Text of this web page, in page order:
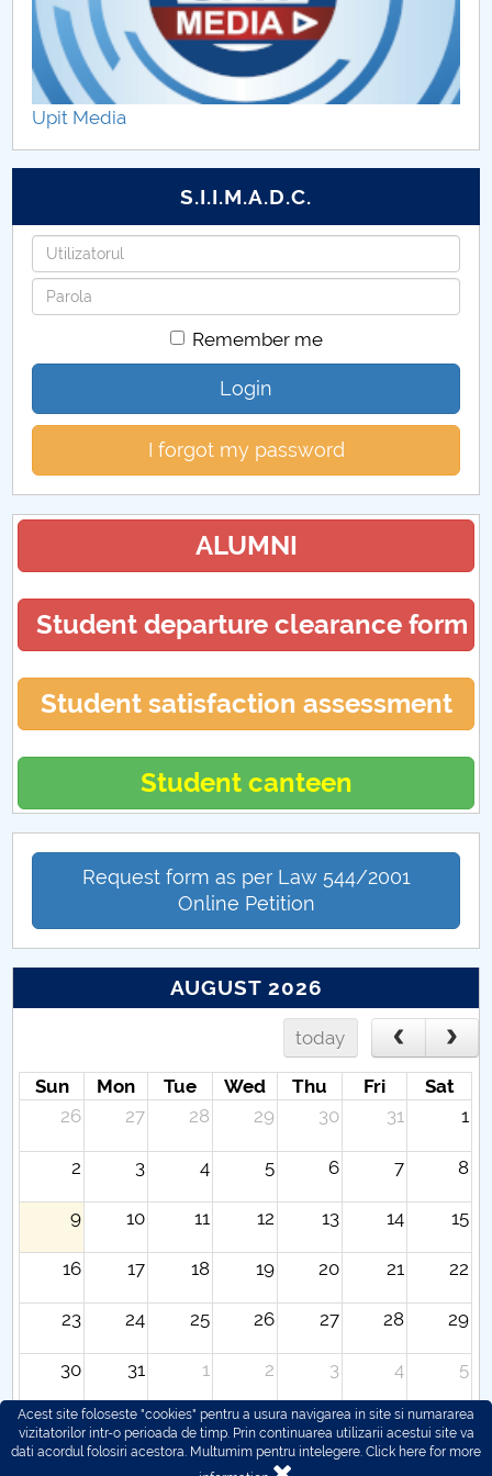
Upit Media
S.I.I.M.A.D.C.
Username
Password
Remember me
Login
I forgot my password
ALUMNI
Student departure clearance form
Student satisfaction assessment
Student canteen
Request form as per Law 544/2001
Online Petition
AUGUST 2026
today
Sun Mon Tue Wed Thu Fri
Sat
26
27 28 29 30 31 1
2 3 4 5 6 7 8
9 10 11 12 13 14 15
16 17 18 19 20 21 22
23 24 25 26 27 28 29
30 31 1 2 3 4 5
Acest site foloseste "cookies" pentru a usura navigarea in site si numararea
vizitatorilor intr-o perioada de timp. Prin continuarea utilizarii acestui site va
dati acordul folosiri acestora. Multumim pentru intelegere. Click here for more